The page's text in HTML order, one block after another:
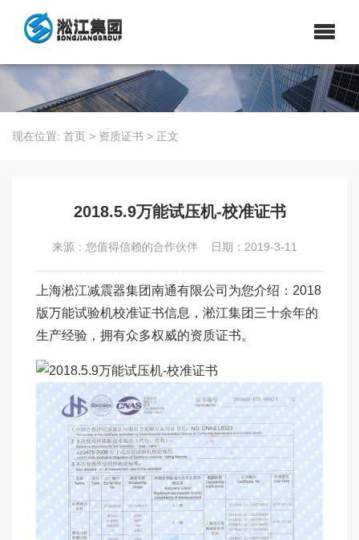
现在位置: 首页 > 资质证书 > 正文
2018.5.9万能试压机-校准证书
来源：您值得信赖的合作伙伴 日期：2019-3-11
上海淞江减震器集团南通有限公司为您介绍：2018
版万能试验机校准证书信息，淞江集团三十余年的
生产经验，拥有众多权威的资质证书。